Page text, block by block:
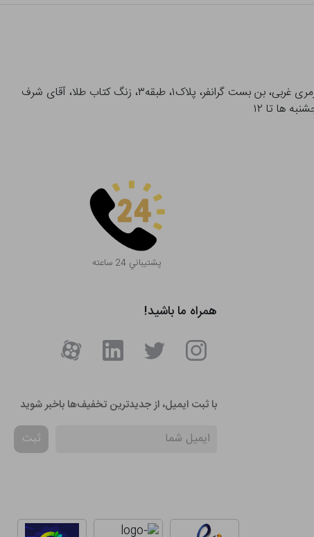
آدرس تحویل حضوری سفارشات: میدان انقلاب، خیابان انقلاب، خیابان ۱۲ فروردین، خیابان شهدای ژاندارمری غربی، بن بست گرانفر، پلاک۱، طبقه۳، زنگ کتاب طلا، آقای شرف
پشتيباني 24 ساعته
همراه ما باشید!
با ثبت ایمیل، از جدید‌ترین تخفیف‌ها با‌خبر شوید
ثبت